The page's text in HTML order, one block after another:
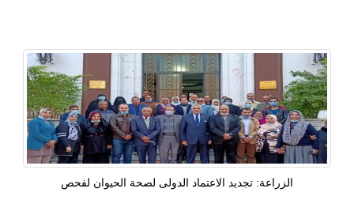
الزراعة: تجديد الاعتماد الدولى لصحة الحيوان لفحص